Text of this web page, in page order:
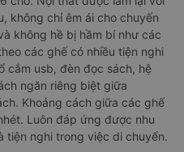
không chỉ êm ái cho chuyến
không hề bị hầm bí như các
các ghế có nhiều tiện nghi
cắm usb, đèn đọc sách, hệ
ngăn riêng biệt giữa
Khoảng cách giữa các ghế
Luôn đáp ứng được nhu
tiện nghi trong việc di chuyển.